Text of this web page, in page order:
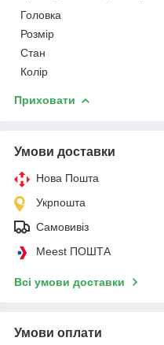
Головка
Розмір
Стан
Колір
Приховати
Умови доставки
Нова Пошта
Укрпошта
Самовивіз
Meest ПОШТА
Всі умови доставки
Умови оплати